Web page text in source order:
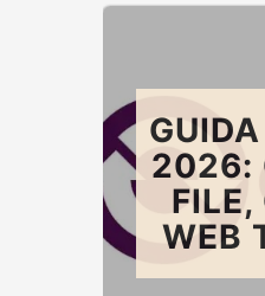
2026:
FILE,
WEB